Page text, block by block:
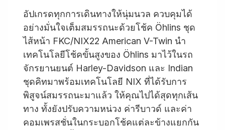
อัปเกรดทุกการเดินทางให้นุ่มนวล ควบคุมได้
อย่างมั่นใจเต็มสมรรถนะด้วยโช้ค Öhlins ชุด
ไส้หน้า FKC/NIX22 American V-Twin นำ
เทคโนโลยีโช้คขั้นสูงของ Öhlins มาไว้ในรถ
จักรยานยนต์ Harley-Davidson และ Indian
ชุดคิทมาพร้อมเทคโนโลยี NIX ที่ได้รับการ
พิสูจน์สมรรถนะมาแล้ว ให้คุณไปได้สุดทุกเส้น
ทาง ทั้งยังปรับความหน่วง ค่ารีบาวด์ และค่า
คอมเพรสชั่นในกระบอกโช้คแต่ละข้างแยกกัน